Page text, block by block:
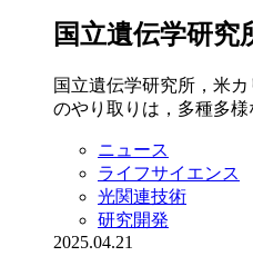
国立遺伝学研究
国立遺伝学研究所，米
のやり取りは，多種多
ニュース
ライフサイエンス
光関連技術
研究開発
2025.04.21